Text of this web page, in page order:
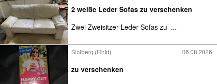
2 weiße Leder Sofas zu verschenken
Zwei Zweisitzer Leder Sofas zu ...
Stolberg (Rhld) 06.08.2026
zu verschenken